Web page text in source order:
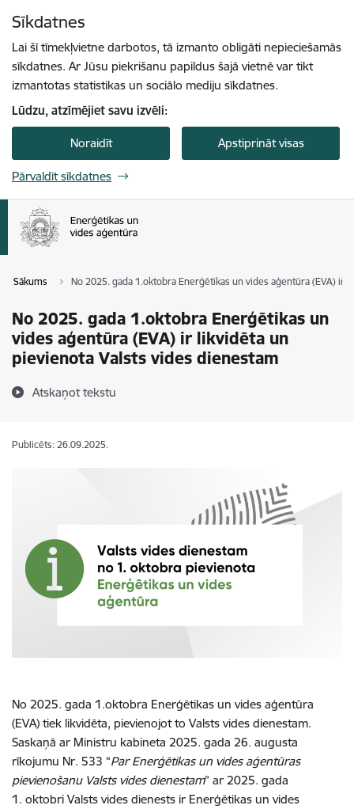
Sīkdatnes
Lai šī tīmekļvietne darbotos, tā izmanto obligāti nepieciešamās
sīkdatnes. Ar Jūsu piekrišanu papildus šajā vietnē var tikt
izmantotas statistikas un sociālo mediju sīkdatnes.
Lūdzu, atzīmējiet savu izvēli:
Noraidīt Apstiprināt visas
Pārvaldīt sīkdatnes
Sākums No 2025. gada 1.oktobra Enerģētikas un vides aģentūra (EVA) ir
No 2025. gada 1.oktobra Enerģētikas un
vides aģentūra (EVA) ir likvidēta un
pievienota Valsts vides dienestam
Atskaņot tekstu
Publicēts: 26.09.2025.
No 2025. gada 1.oktobra Enerģētikas un vides aģentūra
(EVA) tiek likvidēta, pievienojot to Valsts vides dienestam.
Saskaņā ar Ministru kabineta 2025. gada 26. augusta
rīkojumu Nr. 533 “Par Enerģētikas un vides aģentūras
pievienošanu Valsts vides dienestam” ar 2025. gada
1. oktobri Valsts vides dienests ir Enerģētikas un vides